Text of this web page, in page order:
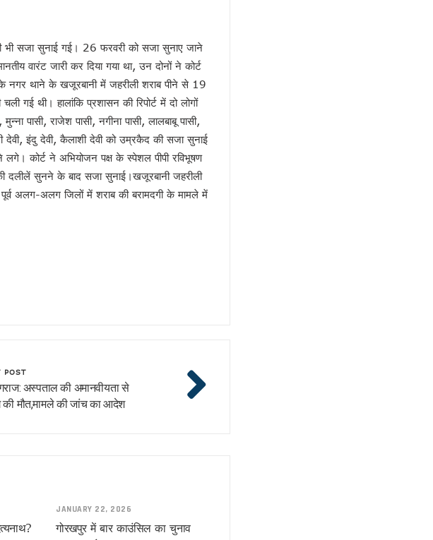
सजा सुनाई गई। 26 फरवरी को सजा सुनाए जाने
वारंट जारी कर दिया गया था, उन दोनों ने कोर्ट
थाने के खजूरबानी में जहरीली शराब पीने से 19
गई थी। हालांकि प्रशासन की रिपोर्ट में दो लोगों
पासी, राजेश पासी, नगीना पासी, लालबाबू पासी,
देवी, इंदु देवी, कैलाशी देवी को उम्रकैद की सजा सुनाई
कोर्ट ने अभियोजन पक्ष के स्पेशल पीपी रविभूषण
दलीलें सुनने के बाद सजा सुनाई।खजूरबानी जहरीली
अलग-अलग जिलों में शराब की बरामदगी के मामले में
POST
अस्पताल की अमानवीयता से
की मौत,मामले की जांच का आदेश
JANUARY 22, 2026
गोरखपुर में बार काउंसिल का चुनाव